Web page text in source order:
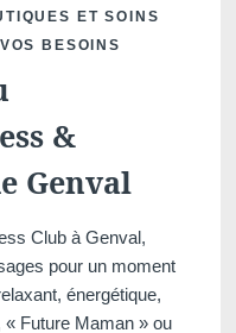
ET SOINS
BESOINS
&
Genval
Club à Genval,
pour un moment
énergétique,
Future Maman » ou